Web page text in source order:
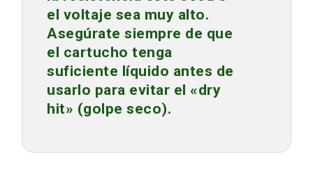
el voltaje sea muy alto.
Asegúrate siempre de que
el cartucho tenga
suficiente líquido antes de
usarlo para evitar el «dry
hit» (golpe seco).